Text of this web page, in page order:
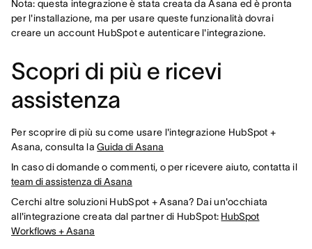
Nota: questa integrazione è stata creata da Asana ed è pronta
per l'installazione, ma per usare queste funzionalità dovrai
creare un account HubSpot e autenticare l'integrazione.
Scopri di più e ricevi
assistenza
Per scoprire di più su come usare l'integrazione HubSpot +
Asana, consulta laGuida di Asana
In caso di domande o commenti, o per ricevere aiuto, contatta il
team di assistenza di Asana
Cerchi altre soluzioni HubSpot + Asana? Dai un'occhiata
all'integrazione creata dal partner di HubSpot: HubSpot
Workflows + Asana